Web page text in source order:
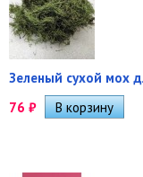
Зеленый сухой мох
76 ₽